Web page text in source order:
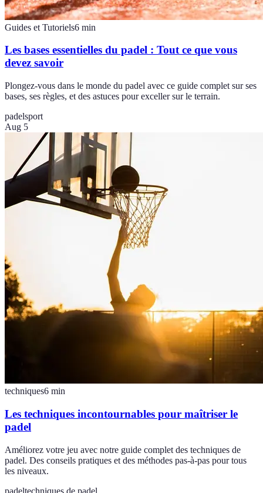
Guides et Tutoriels6 min
Les bases essentielles du padel : Tout ce que vous
devez savoir
Plongez-vous dans le monde du padel avec ce guide complet sur ses
bases, ses règles, et des astuces pour exceller sur le terrain.
padelsport
Aug 5
techniques6 min
Les techniques incontournables pour maîtriser le
padel
Améliorez votre jeu avec notre guide complet des techniques de
padel. Des conseils pratiques et des méthodes pas-à-pas pour tous
les niveaux.
padeltechniques de padel